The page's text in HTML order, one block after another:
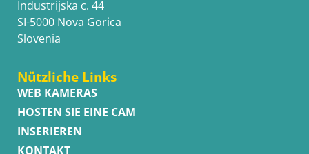
Industrijska c. 44
SI-5000 Nova Gorica
Slovenia
Nützliche Links
WEB KAMERAS
HOSTEN SIE EINE CAM
INSERIEREN
KONTAKT